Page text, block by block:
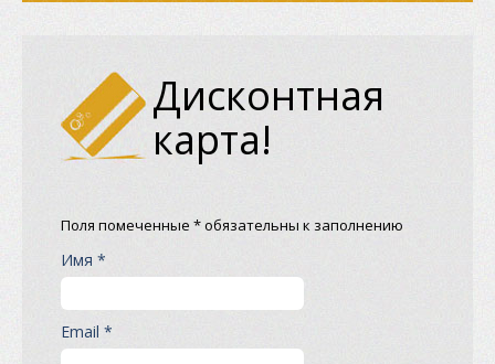
Дисконтная
карта!
Поля помеченные * обязательны к заполнению
Имя *
Email *